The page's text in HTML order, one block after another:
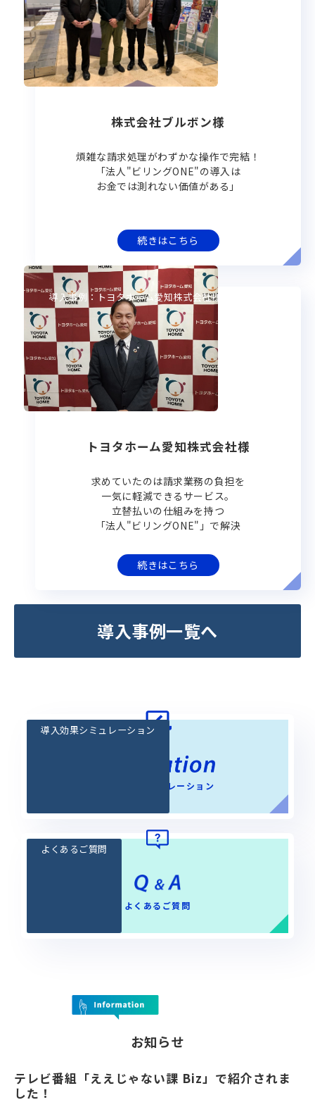
株式会社ブルボン様
煩雑な請求処理がわずかな操作で完結！
「法人"ビリングONE"の導入は
お金では測れない価値がある」
続きはこちら
トヨタホーム愛知株式会社様
求めていたのは請求業務の負担を
一気に軽減できるサービス。
立替払いの仕組みを持つ
「法人"ビリングONE"」で解決
続きはこちら
導入事例：トヨタホーム愛知株式会社様
導入事例一覧へ
導入効果シミュレーション
導入効果シミュレーション
よくあるご質問
よくあるご質問
お知らせ
テレビ番組「ええじゃない課 Biz」で紹介されま
した！